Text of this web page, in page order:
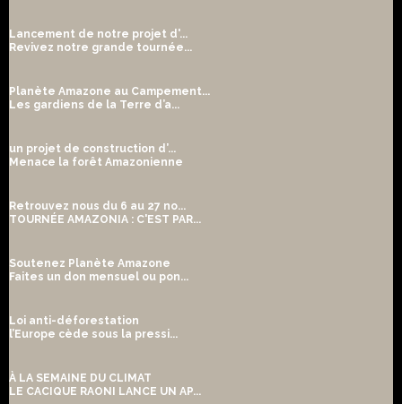
Lancement de notre projet d'...
Revivez notre grande tournée...
Planète Amazone au Campement...
Les gardiens de la Terre d’a...
un projet de construction d’...
Menace la forêt Amazonienne
Retrouvez nous du 6 au 27 no...
TOURNÉE AMAZONIA : C'EST PAR...
Soutenez Planète Amazone
Faites un don mensuel ou pon...
Loi anti-déforestation
l’Europe cède sous la pressi...
À LA SEMAINE DU CLIMAT
LE CACIQUE RAONI LANCE UN AP...